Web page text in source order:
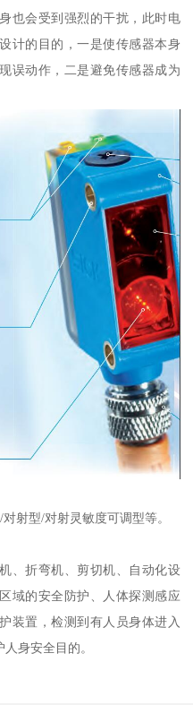
也会受到强烈的干扰，此时电
计的目的，一是使传感器本身
误动作，二是避免传感器成为
射型/对射灵敏度可调型等。
、折弯机、剪切机、自动化设
域的安全防护、人体探测感应
装置，检测到有人员身体进入
身安全目的。